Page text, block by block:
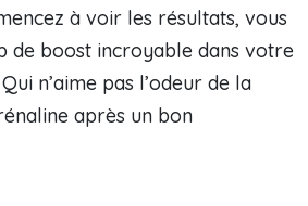
à voir les résultats, vous
de boost incroyable dans votre
n’aime pas l’odeur de la
après un bon